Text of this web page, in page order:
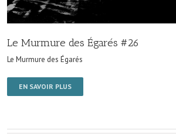
Le Murmure des Égarés #26
Le Murmure des Égarés
EN SAVOIR PLUS